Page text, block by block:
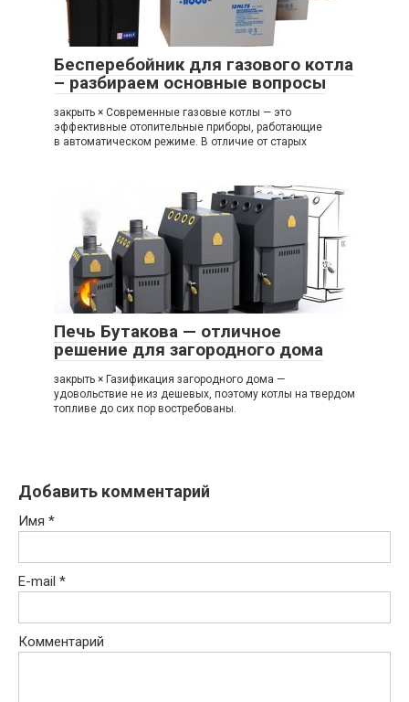
Бесперебойник для газового котла
– разбираем основные вопросы
закрыть × Современные газовые котлы — это
эффективные отопительные приборы, работающие
в автоматическом режиме. В отличие от старых
Печь Бутакова — отличное
решение для загородного дома
закрыть × Газификация загородного дома —
удовольствие не из дешевых, поэтому котлы на твердом
топливе до сих пор востребованы.
Добавить комментарий
Имя *
E-mail *
Комментарий